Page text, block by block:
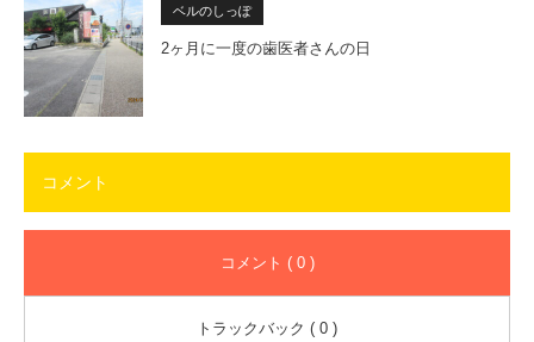
ベルのしっぽ
2ヶ月に一度の歯医者さんの日
コメント
コメント ( 0 )
トラックバック ( 0 )